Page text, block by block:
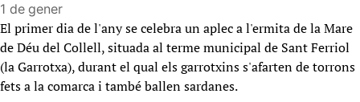
1 de gener
El primer dia de l'any se celebra un aplec a l'ermita de la Mare
de Déu del Collell, situada al terme municipal de Sant Ferriol
(la Garrotxa), durant el qual els garrotxins s'afarten de torrons
fets a la comarca i també ballen sardanes.